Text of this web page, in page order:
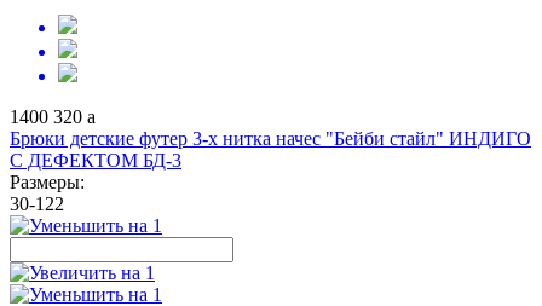
1400 320 a
Брюки детские футер 3-х нитка начес "Бейби стайл" ИНДИГО
С ДЕФЕКТОМ БД-3
Размеры:
30-122